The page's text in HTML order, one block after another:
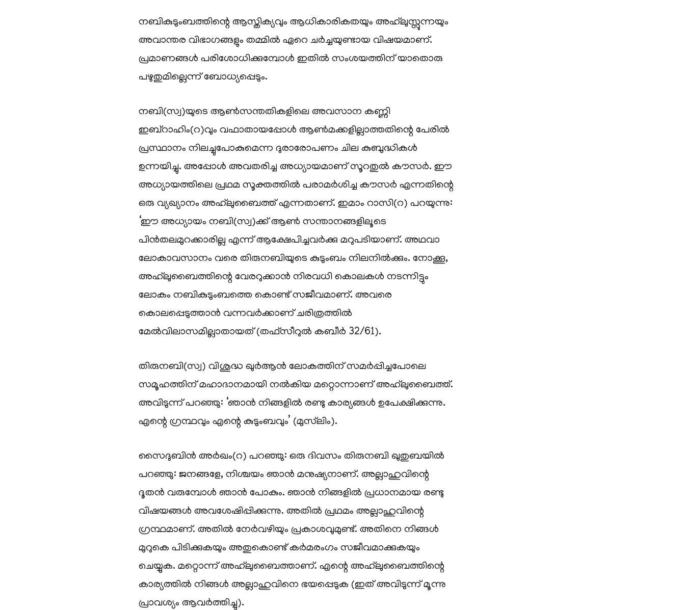
നബികുടുംബത്തിന്റെ ആസ്തിക്യവും ആധികാരികതയും അഹ്‌ലുസ്സുന്നയും
അവാന്തര വിഭാഗങ്ങളും തമ്മിൽ ഏറെ ചർച്ചയുണ്ടായ വിഷയമാണ്.
പ്രമാണങ്ങൾ പരിശോധിക്കുമ്പോൾ ഇതിൽ സംശയത്തിന് യാതൊരു
പഴുതുമില്ലെന്ന് ബോധ്യപ്പെടും.
നബി(സ്വ)യുടെ ആൺസന്തതികളിലെ അവസാന കണ്ണി
ഇബ്‌റാഹിം(റ)വും വഫാതായപ്പോൾ ആൺമക്കളില്ലാത്തതിന്റെ പേരിൽ
പ്രസ്ഥാനം നിലച്ചുപോകുമെന്ന ദുരാരോപണം ചില കുബുദ്ധികൾ
ഉന്നയിച്ചു. അപ്പോൾ അവതരിച്ച അധ്യായമാണ് സൂറതുൽ കൗസർ. ഈ
അധ്യായത്തിലെ പ്രഥമ സൂക്തത്തിൽ പരാമർശിച്ച കൗസർ എന്നതിന്റെ
ഒരു വ്യഖ്യാനം അഹ്‌ലുബൈത്ത് എന്നതാണ്. ഇമാം റാസി(റ) പറയുന്നു:
‘ഈ അധ്യായം നബി(സ്വ)ക്ക് ആൺ സന്താനങ്ങളിലൂടെ
പിൻതലമുറക്കാരില്ല എന്ന് ആക്ഷേപിച്ചവർക്കു മറുപടിയാണ്. അഥവാ
ലോകാവസാനം വരെ തിരുനബിയുടെ കുടുംബം നിലനിൽക്കും. നോക്കൂ,
അഹ്‌ലുബൈത്തിന്റെ വേരറുക്കാൻ നിരവധി കൊലകൾ നടന്നിട്ടും
ലോകം നബികുടുംബത്തെ കൊണ്ട് സജീവമാണ്. അവരെ
കൊലപ്പെടുത്താൻ വന്നവർക്കാണ് ചരിത്രത്തിൽ
മേൽവിലാസമില്ലാതായത് (തഫ്‌സീറുൽ കബീർ 32/61).
തിരുനബി(സ്വ) വിശുദ്ധ ഖുർആൻ ലോകത്തിന് സമർപ്പിച്ചപോലെ
സമൂഹത്തിന് മഹാദാനമായി നൽകിയ മറ്റൊന്നാണ് അഹ്‌ലുബൈത്ത്.
അവിടുന്ന് പറഞ്ഞു: ‘ഞാൻ നിങ്ങളിൽ രണ്ടു കാര്യങ്ങൾ ഉപേക്ഷിക്കുന്നു.
എന്റെ ഗ്രന്ഥവും എന്റെ കുടുംബവും’ (മുസ്‌ലിം).
സൈദുബിൻ അർഖം(റ) പറഞ്ഞു: ഒരു ദിവസം തിരുനബി ഖുതുബയിൽ
പറഞ്ഞു: ജനങ്ങളേ, നിശ്ചയം ഞാൻ മനുഷ്യനാണ്. അല്ലാഹുവിന്റെ
ദൂതൻ വരുമ്പോൾ ഞാൻ പോകും. ഞാൻ നിങ്ങളിൽ പ്രധാനമായ രണ്ടു
വിഷയങ്ങൾ അവശേഷിപ്പിക്കുന്നു. അതിൽ പ്രഥമം അല്ലാഹുവിന്റെ
ഗ്രന്ഥമാണ്. അതിൽ നേർവഴിയും പ്രകാശവുമുണ്ട്. അതിനെ നിങ്ങൾ
മുറുകെ പിടിക്കുകയും അതുകൊണ്ട് കർമരംഗം സജീവമാക്കുകയും
ചെയ്യുക. മറ്റൊന്ന് അഹ്‌ലുബൈത്താണ്. എന്റെ അഹ്‌ലുബൈത്തിന്റെ
കാര്യത്തിൽ നിങ്ങൾ അല്ലാഹുവിനെ ഭയപ്പെടുക (ഇത് അവിടുന്ന് മൂന്നു
പ്രാവശ്യം ആവർത്തിച്ചു).